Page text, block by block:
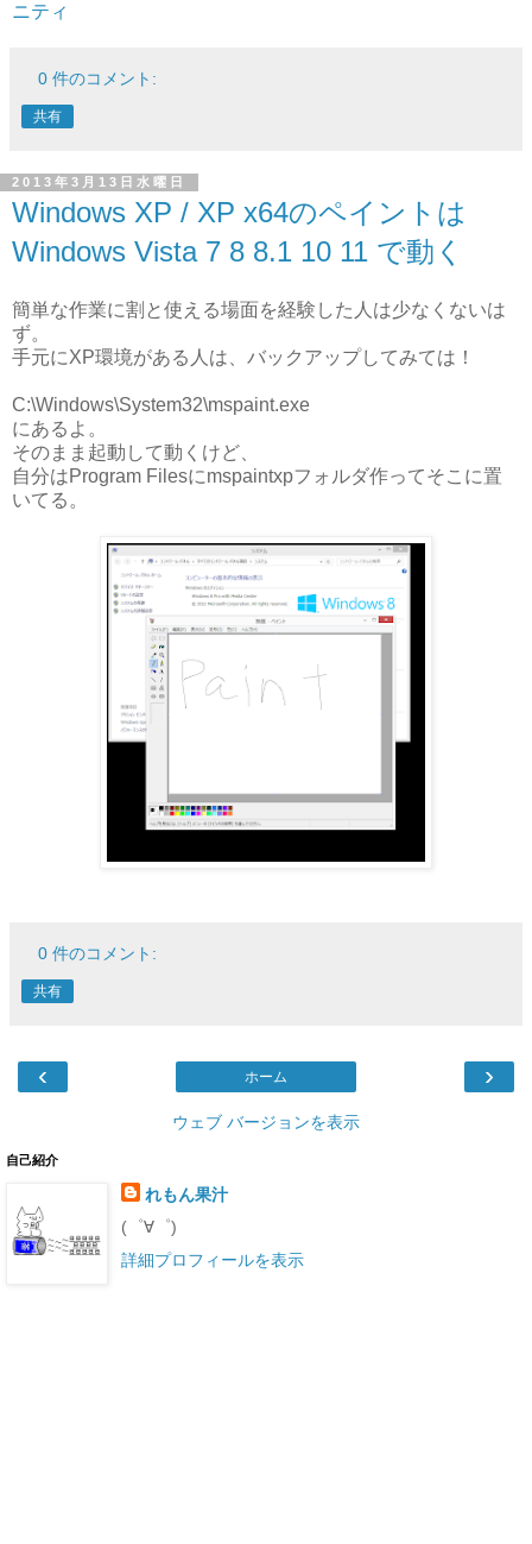
ニティ
0 件のコメント:
共有
2013年3月13日水曜日
Windows XP / XP x64のペイントは
Windows Vista 7 8 8.1 10 11 で動く
簡単な作業に割と使える場面を経験した人は少なくないは
ず。
手元にXP環境がある人は、バックアップしてみては！
C:\Windows\System32\mspaint.exe
にあるよ。
そのまま起動して動くけど、
自分はProgram Filesにmspaintxpフォルダ作ってそこに置
いてる。
0 件のコメント:
共有
‹ ›
ホーム
ウェブ バージョンを表示
自己紹介
れもん果汁
(゜∀゜)
詳細プロフィールを表示